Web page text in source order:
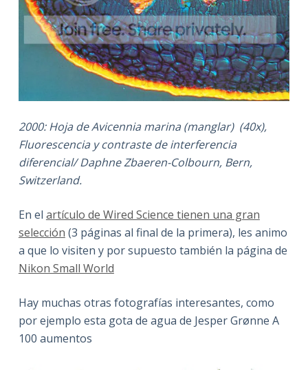
2000: Hoja de Avicennia marina (manglar) (40x),
Fluorescencia y contraste de interferencia
diferencial/ Daphne Zbaeren-Colbourn, Bern,
Switzerland.
En el artículo de Wired Science tienen una gran
selección (3 páginas al final de la primera), les animo
a que lo visiten y por supuesto también la página de
Nikon Small World
Hay muchas otras fotografías interesantes, como
por ejemplo esta gota de agua de Jesper Grønne A
100 aumentos